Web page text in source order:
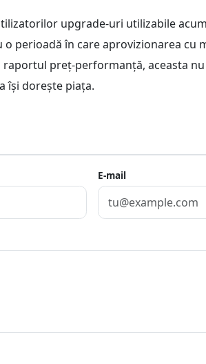
upgrade-uri utilizabile
perioadă în care aprovizionarea cu
preț-performanță, aceasta nu
își dorește piața.
E-mail